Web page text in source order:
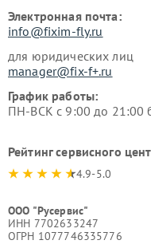
Электронная почта:
info@fixim-fly.ru
для юридических лиц
manager@fix-f+.ru
График работы:
ПН-ВСК с 9:00 до 21:00
Рейтинг сервисного
4.9-5.0
ООО "Русервис"
ИНН 7702633247
ОГРН 1077746335776